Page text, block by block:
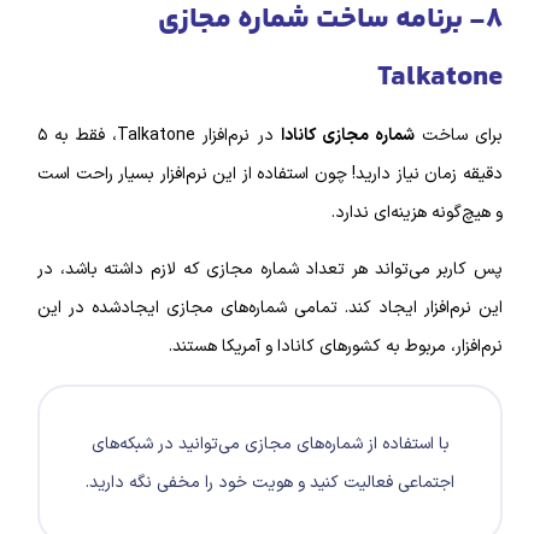
۸- برنامه ساخت شماره مجازی
Talkatone
برای ساختشماره مجازی کانادا
در نرم‌افزار Talkatone، فقط به ۵
دقیقه زمان نیاز دارید! چون استفاده از این نرم‌‌افزار بسیار راحت است
و هیچ‌گونه هزینه‌ای ندارد.
پس کاربر می‌تواند هر تعداد شماره مجازی که لازم داشته باشد، در
این نرم‌‌افزار ایجاد کند. تمامی شماره‌‌های مجازی ایجاد‌شده در این
نرم‌افزار، مربوط به کشور‌های کانادا و آمریکا هستند.
با استفاده از شماره‌های مجازی می‌توانید در شبکه‌های
اجتماعی فعالیت کنید و هویت خود را مخفی نگه دارید.